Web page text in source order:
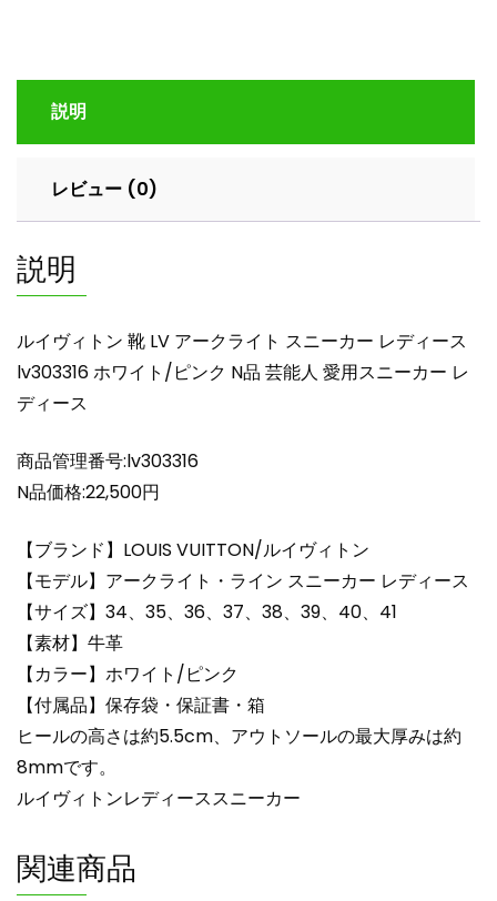
ア
ク
ト
ニ
ー
ー
レ
デ
ー
ス
ホ
ワ
イ
ト/
ピ
ン
ク
N
品
芸
能
愛
用
説明
レビュー (0)
説明
ルイヴィトン 靴 LV アークライト スニーカー レディース
lv303316 ホワイト/ピンク N品 芸能人 愛用スニーカー レ
ディース
商品管理番号:lv303316
N品価格:22,500円
【ブランド】LOUIS VUITTON/ルイヴィトン
【モデル】アークライト・ライン スニーカー レディース
【サイズ】34、35、36、37、38、39、40、41
【素材】牛革
【カラー】ホワイト/ピンク
【付属品】保存袋・保証書・箱
ヒールの高さは約5.5cm、アウトソールの最大厚みは約
8mmです。
ルイヴィトンレディーススニーカー
関連商品